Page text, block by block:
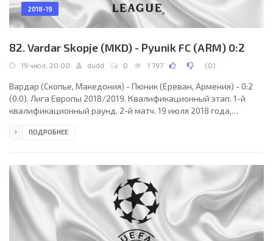
2018-19
82. Vardar Skopje (MKD) - Pyunik FC (ARM) 0:2
19-июл, 20:00 dudd 0 1 797 (0)
Вардар (Скопье, Македония) - Пюник (Ереван, Армения) - 0:2
(0:0). Лига Европы 2018/2019. Квалификационный этап. 1-й
квалификационный раунд. 2-й матч. 19 июля 2018 года,
Стадион Филип II Арена. 5823 зрителя (18 % при вместимости
(Северная Ирландия). Резервный судья: Томас Кларк
(Северная Ирландия). Вардар" (Скопье): 90. Филип
ПОДРОБНЕЕ